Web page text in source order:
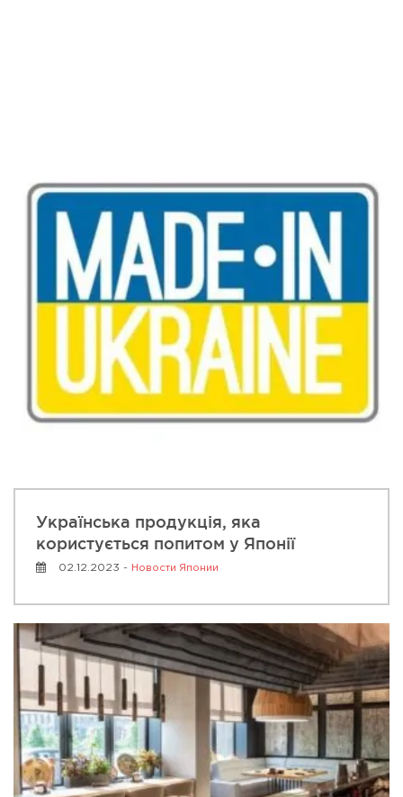
Українська продукція, яка
користується попитом у Японії
02.12.2023 - Новости Японии